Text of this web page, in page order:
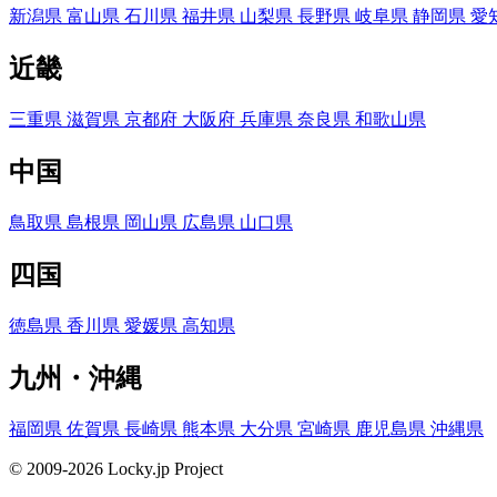
新潟県 富山県 石川県 福井県 山梨県 長野県 岐阜県 静岡県 愛
近畿
三重県 滋賀県 京都府 大阪府 兵庫県 奈良県 和歌山県
中国
鳥取県 島根県 岡山県 広島県 山口県
四国
徳島県 香川県 愛媛県 高知県
九州・沖縄
福岡県 佐賀県 長崎県 熊本県 大分県 宮崎県 鹿児島県 沖縄県
© 2009-2026 Locky.jp Project